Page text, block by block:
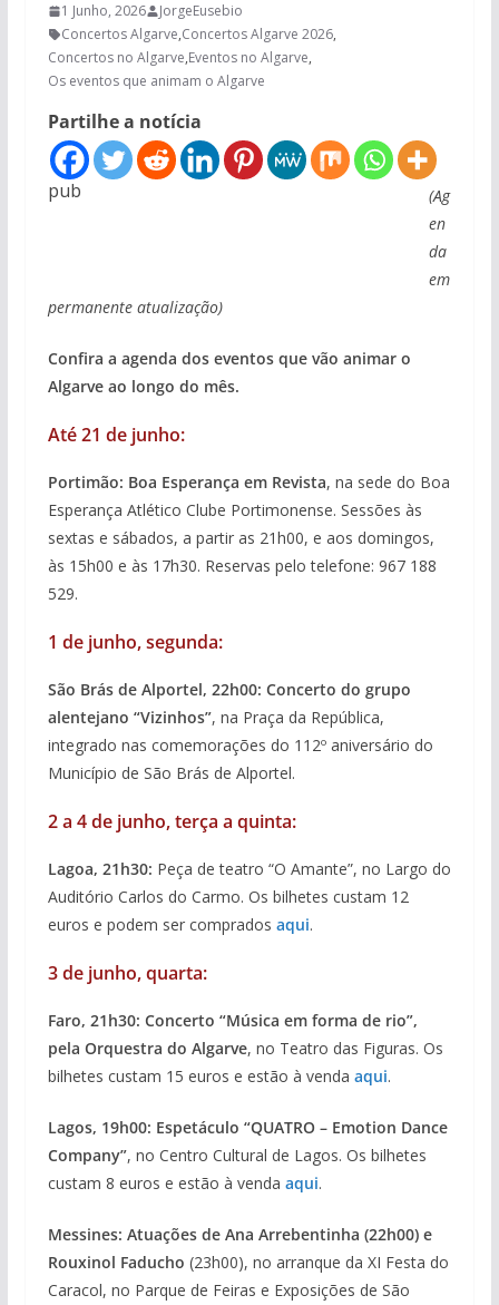
1 Junho, 2026
JorgeEusebio
Concertos Algarve,Concertos Algarve 2026,
Concertos no Algarve,Eventos no Algarve,
Os eventos que animam o Algarve
Partilhe a notícia
pub
(Ag
en
da
em
permanente atualização)
Confira a agenda dos eventos que vão animar o
Algarve ao longo do mês.
Até 21 de junho:
Portimão: Boa Esperança em Revista, na sede do Boa
Esperança Atlético Clube Portimonense. Sessões às
sextas e sábados, a partir as 21h00, e aos domingos,
às 15h00 e às 17h30. Reservas pelo telefone: 967 188
529.
1 de junho, segunda:
São Brás de Alportel, 22h00: Concerto do grupo
alentejano “Vizinhos”, na Praça da República,
integrado nas comemorações do 112º aniversário do
Município de São Brás de Alportel.
2 a 4 de junho, terça a quinta:
Lagoa, 21h30: Peça de teatro “O Amante”, no Largo do
Auditório Carlos do Carmo. Os bilhetes custam 12
euros e podem ser comprados aqui.
3 de junho, quarta:
Faro, 21h30: Concerto “Música em forma de rio”,
pela Orquestra do Algarve, no Teatro das Figuras. Os
bilhetes custam 15 euros e estão à venda aqui.
Lagos, 19h00: Espetáculo “QUATRO – Emotion Dance
Company”, no Centro Cultural de Lagos. Os bilhetes
custam 8 euros e estão à venda aqui.
Messines: Atuações de Ana Arrebentinha (22h00) e
Rouxinol Faducho (23h00), no arranque da XI Festa do
Caracol, no Parque de Feiras e Exposições de São